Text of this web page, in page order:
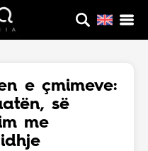
e çmimeve:
së
me